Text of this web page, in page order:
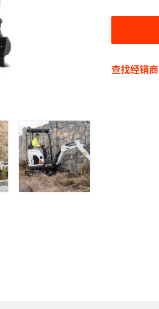
查找经销商